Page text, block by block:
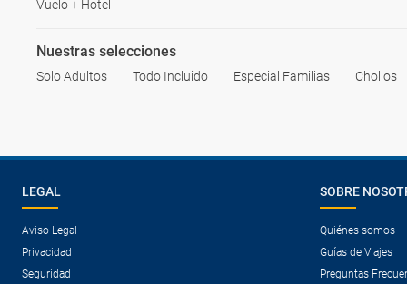
Vuelo + Hotel
Nuestras selecciones
Solo Adultos Todo Incluido Especial Familias Chollos
LEGAL
Aviso Legal
Privacidad
Seguridad
SOBRE
Quiénes somos
Guías de Viajes
Preguntas